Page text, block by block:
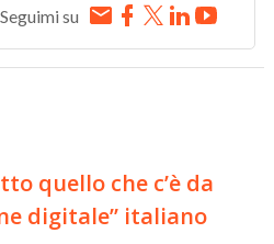
Seguimi su
quello che c’è da
digitale” italiano